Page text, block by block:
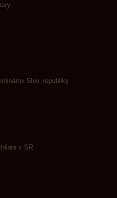
Slov. republiky
v SR